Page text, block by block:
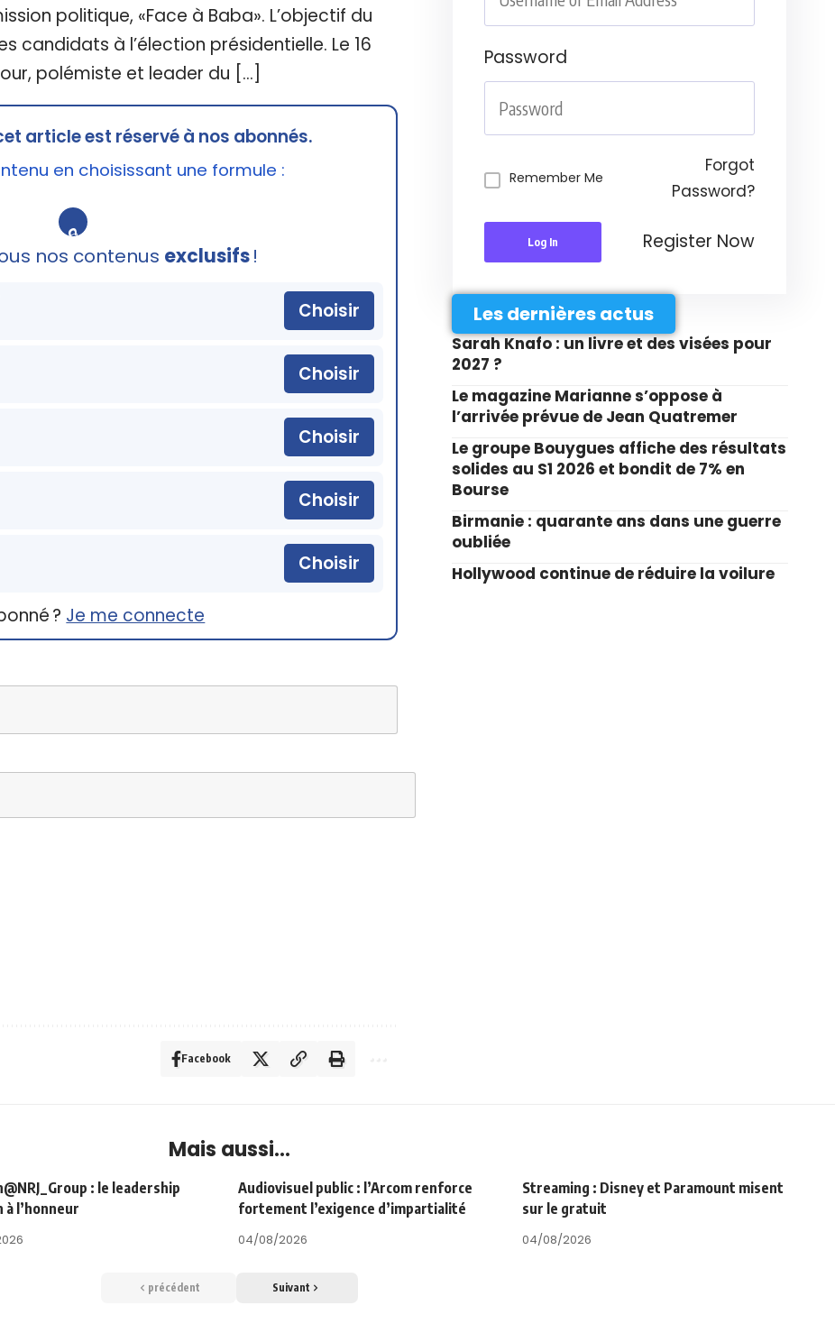
politique, «Face à Baba». L’objectif du
candidats à l’élection présidentielle. Le 16
polémiste et leader du […]
article est réservé à nos abonnés.
en choisissant une formule :
🔒
nos contenus exclusifs!
Choisir
Choisir
Choisir
Choisir
Choisir
? Je me connecte
Facebook
Password
Remember Me
Forgot
Password?
Log In Register Now
Les dernières actus
Sarah Knafo : un livre et des visées pour
2027 ?
Le magazine Marianne s’oppose à
l’arrivée prévue de Jean Quatremer
Le groupe Bouygues affiche des résultats
solides au S1 2026 et bondit de 7% en
Bourse
Birmanie : quarante ans dans une guerre
oubliée
Hollywood continue de réduire la voilure
Mais aussi...
: le leadership
à l’honneur
Audiovisuel public : l’Arcom renforce
fortement l’exigence d’impartialité
04/08/2026
Streaming : Disney et Paramount misent
sur le gratuit
04/08/2026
précédent Suivant